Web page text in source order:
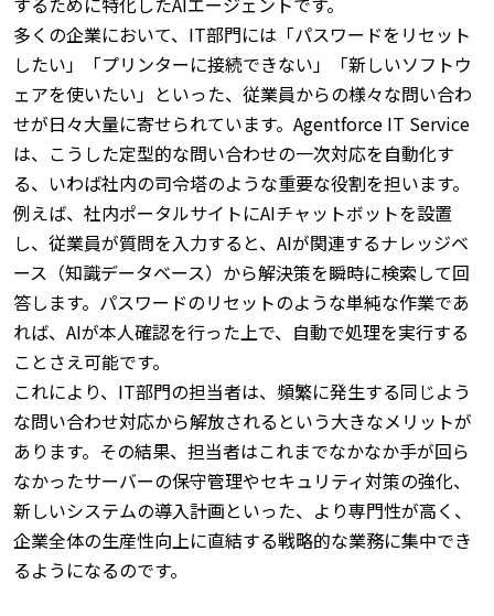
多くの企業において、IT部門には「パスワードをリセット
したい」「プリンターに接続できない」「新しいソフトウ
ェアを使いたい」といった、従業員からの様々な問い合わ
せが日々大量に寄せられています。 Agentforce IT Service
は、こうした定型的な問い合わせの一次対応を自動化す
る、いわば社内の司令塔のような重要な役割を担います。
例えば、社内ポータルサイトにAIチャットボットを設置
し、従業員が質問を入力すると、AIが関連するナレッジベ
ース（知識データベース）から解決策を瞬時に検索して回
答します。 パスワードのリセットのような単純な作業であ
れば、AIが本人確認を行った上で、自動で処理を実行する
ことさえ可能です。
これにより、IT部門の担当者は、頻繁に発生する同じよう
な問い合わせ対応から解放されるという大きなメリットが
あります。 その結果、担当者はこれまでなかなか手が回ら
なかったサーバーの保守管理やセキュリティ対策の強化、
新しいシステムの導入計画といった、より専門性が高く、
企業全体の生産性向上に直結する戦略的な業務に集中でき
るようになるのです。